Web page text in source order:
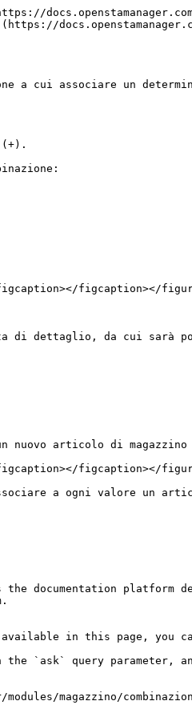
a cui associare un
(+).
figcaption></
di dettaglio, da cui sarà
nuovo articolo di
figcaption></
a ogni valore un
documentation platform
in this page, you can
the `ask` query
magazzino/